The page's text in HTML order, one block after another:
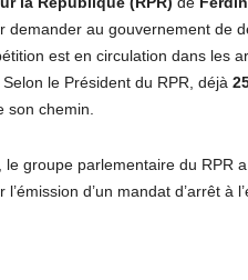
demander au gouvernement de
est en circulation dans les
le Président du RPR, déjà
son chemin.
groupe parlementaire du RPR
d’un mandat d’arrêt à